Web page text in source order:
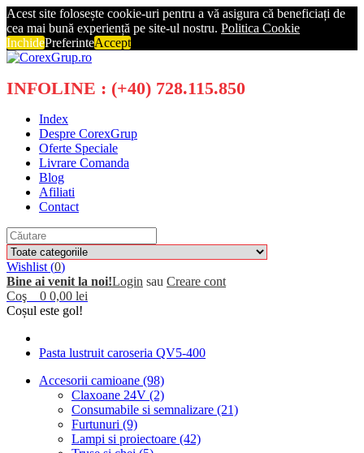
Acest site folosește cookie-uri pentru a vă asigura că beneficiați de
cea mai bună experiență pe site-ul nostru. Politica Cookie
InchidePreferinteAccept
INFOLINE : (+40) 728.115.850
Index
Despre CorexGrup
Oferte Speciale
Livrare Comanda
Blog
Afiliati
Contact
Wishlist (0)
Bine ai venit la noi!Login sau Creare cont
Coş
0 0,00 lei
Coșul este gol!
Pasta lustruit caroseria QV5-400
Accesorii camioane (98)
Claxoane 24V (2)
Consumabile si semnalizare (21)
Furtunuri (9)
Lampi si proiectoare (42)